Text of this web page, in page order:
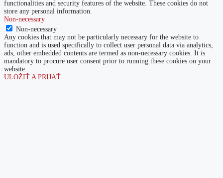
functionalities and security features of the website. These cookies do not
store any personal information.
Non-necessary
Non-necessary
Any cookies that may not be particularly necessary for the website to
function and is used specifically to collect user personal data via analytics,
ads, other embedded contents are termed as non-necessary cookies. It is
mandatory to procure user consent prior to running these cookies on your
website.
ULOŽIŤ A PRIJAŤ